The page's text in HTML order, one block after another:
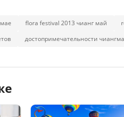
flora festival 2013 чианг май
достопримечательности